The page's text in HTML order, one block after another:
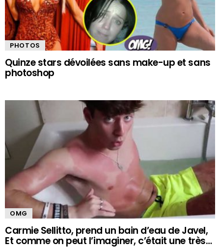
PHOTOS
Quinze stars dévoilées sans make-up et sans
photoshop
OMG
Carmie Sellitto, prend un bain d’eau de Javel,
Et comme on peut l’imaginer, c’était une très…